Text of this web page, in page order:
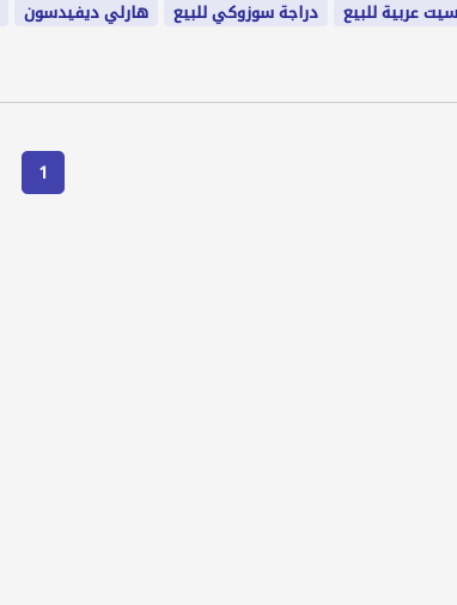
هارلي ديفيدسون دراجة سوزوكي للبيع
عربية للبيع
1